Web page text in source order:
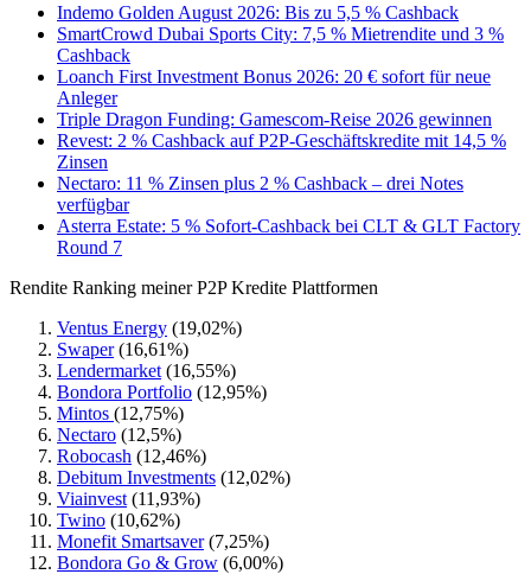
Indemo Golden August 2026: Bis zu 5,5 % Cashback
SmartCrowd Dubai Sports City: 7,5 % Mietrendite und 3 %
Cashback
Loanch First Investment Bonus 2026: 20 € sofort für neue
Anleger
Triple Dragon Funding: Gamescom-Reise 2026 gewinnen
Revest: 2 % Cashback auf P2P-Geschäftskredite mit 14,5 %
Zinsen
Nectaro: 11 % Zinsen plus 2 % Cashback – drei Notes
verfügbar
Asterra Estate: 5 % Sofort-Cashback bei CLT & GLT Factory
Round 7
Rendite Ranking meiner P2P Kredite Plattformen
Ventus Energy (19,02%)
Swaper(16,61%)
Lendermarket (16,55%)
Bondora Portfolio (12,95%)
Mintos (12,75%)
Nectaro (12,5%)
Robocash (12,46%)
Debitum Investments (12,02%)
Viainvest (11,93%)
Twino (10,62%)
Monefit Smartsaver(7,25%)
Bondora Go & Grow (6,00%)